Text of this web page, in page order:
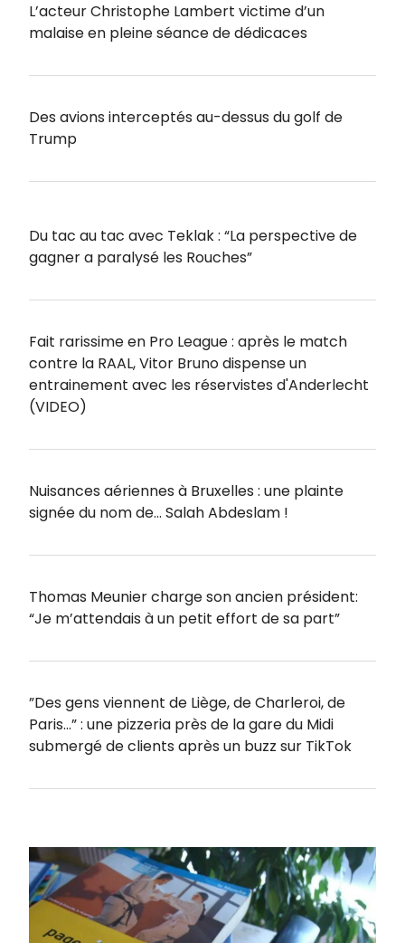
L’acteur Christophe Lambert victime d’un
malaise en pleine séance de dédicaces
Des avions interceptés au-dessus du golf de
Trump
Du tac au tac avec Teklak : “La perspective de
gagner a paralysé les Rouches”
Fait rarissime en Pro League : après le match
contre la RAAL, Vitor Bruno dispense un
entrainement avec les réservistes d'Anderlecht
(VIDEO)
Nuisances aériennes à Bruxelles : une plainte
signée du nom de… Salah Abdeslam !
Thomas Meunier charge son ancien président:
“Je m’attendais à un petit effort de sa part”
”Des gens viennent de Liège, de Charleroi, de
Paris…” : une pizzeria près de la gare du Midi
submergé de clients après un buzz sur TikTok